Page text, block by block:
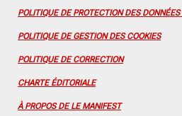
POLITIQUE DE PROTECTION DES
POLITIQUE DE GESTION DES COOKIES
POLITIQUE DE CORRECTION
CHARTE ÉDITORIALE
À PROPOS DE LE MANIFEST